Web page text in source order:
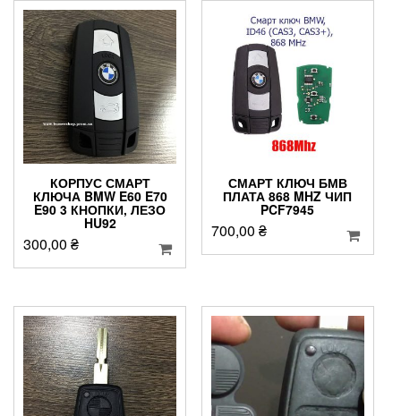
КОРПУС СМАРТ
КЛЮЧА BMW E60 E70
E90 3 КНОПКИ, ЛЕЗО
HU92
300,00 ₴
СМАРТ КЛЮЧ БМВ
ПЛАТА 868 MHZ ЧИП
PCF7945
700,00 ₴